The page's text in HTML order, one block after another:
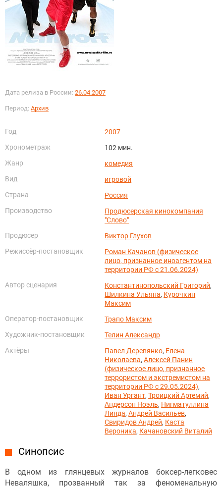
Дата релиза в России: 26.04.2007
Период: Архив
Год
2007
Хронометраж
102 мин.
Жанр
комедия
Вид
игровой
Страна
Россия
Производство
Продюсерская кинокомпания
"Слово"
Продюсер
Виктор Глухов
Режиссёр-постановщик
Роман Качанов (физическое
лицо, признанное иноагентом на
территории РФ с 21.06.2024)
Автор сценария
Константинопольский Григорий,
Шилкина Ульяна, Курочкин
Максим
Оператор-постановщик
Трапо Максим
Художник-постановщик
Телин Александр
Актёры
Павел Деревянко, Елена
Николаева,Алексей Панин
(физическое лицо, признанное
террористом и экстремистом на
территории РФ с 29.05.2024),
Иван Ургант,Троицкий Артемий,
Андерсон Ноэль, Нигматуллина
Линда,Андрей Васильев,
Свиридов Андрей, Каста
Вероника, Качановский Виталий
Синопсис
В одном из глянцевых журналов боксер-легковес
Неваляшка, прозванный так за феноменальную